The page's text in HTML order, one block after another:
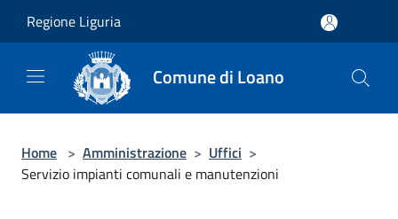
Regione Liguria
Comune di Loano
Home > Amministrazione > Uffici >
Servizio impianti comunali e manutenzioni